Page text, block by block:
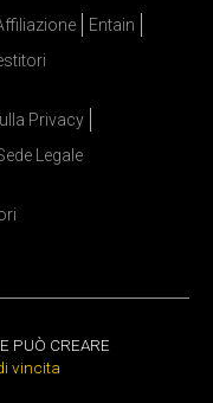
Entain
Privacy
Legale
PUÒ CREARE
vincita